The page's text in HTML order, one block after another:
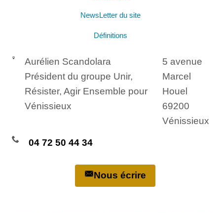
NewsLetter du site
Définitions
Aurélien Scandolara
Président du groupe Unir,
Résister, Agir Ensemble pour
Vénissieux
5 avenue
Marcel
Houel
69200
Vénissieux
04 72 50 44 34
Nous écrire